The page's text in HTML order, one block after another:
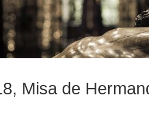
Misa de